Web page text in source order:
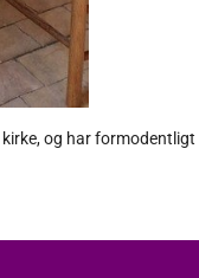
og har